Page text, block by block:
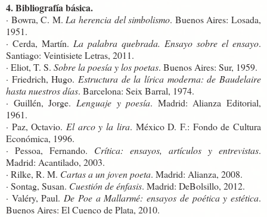
4. Bibliografía básica.
· Bowra, C. M. La herencia del simbolismo. Buenos Aires: Losada,
1951.
· Cerda, Martín. La palabra quebrada. Ensayo sobre el ensayo.
Santiago: Veintisiete Letras, 2011.
· Eliot, T. S. Sobre la poesía y los poetas. Buenos Aires: Sur, 1959.
· Friedrich, Hugo. Estructura de la lírica moderna: de Baudelaire
hasta nuestros días. Barcelona: Seix Barral, 1974.
· Guillén, Jorge. Lenguaje y poesía. Madrid: Alianza Editorial,
1961.
· Paz, Octavio. El arco y la lira. México D. F.: Fondo de Cultura
Económica, 1996.
· Pessoa, Fernando. Crítica: ensayos, artículos y entrevistas.
Madrid: Acantilado, 2003.
· Rilke, R. M. Cartas a un joven poeta. Madrid: Alianza, 2008.
· Sontag, Susan. Cuestión de énfasis. Madrid: DeBolsillo, 2012.
· Valéry, Paul. De Poe a Mallarmé: ensayos de poética y estética.
Buenos Aires: El Cuenco de Plata, 2010.